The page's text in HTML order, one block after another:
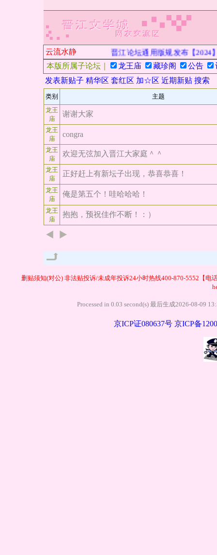
云流水静
晋江论坛通用版规发布【2024
本版所属子论坛｜
龙王庙 藏珍阁 公告
发表新贴子 精华区 套红区 加☆区 近期新贴 搜索
类别
主题
龙王
庙
谢谢大家
龙王
庙
congra
龙王
庙
欢迎无弦加入晋江大家庭＾＾
龙王
庙
正好赶上有新坛子出现，恭喜恭喜！
龙王
庙
俺是第五个！哇哈哈哈！
龙王
庙
抱抱，预祝佳作不断！：）
删贴须知(对公)非法贴投诉/未成年投诉24小时热线400-870-5552【电
Processed in 0.03 second(s) 最后生成2026-08-09
京ICP证080637号 京ICP备